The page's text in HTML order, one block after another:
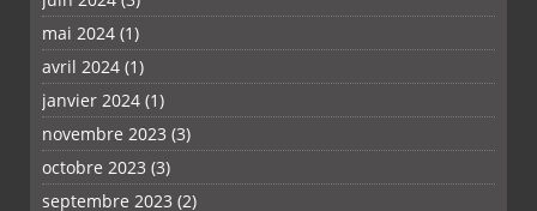
mai 2024 (1)
avril 2024 (1)
janvier 2024 (1)
novembre 2023 (3)
octobre 2023 (3)
septembre 2023 (2)